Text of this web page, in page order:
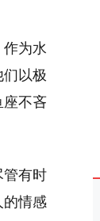
为水
以极
座不吝
管有时
的情感